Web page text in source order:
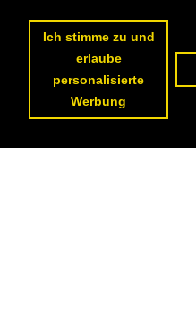
Ich stimme zu und
erlaube
personalisierte
Werbung